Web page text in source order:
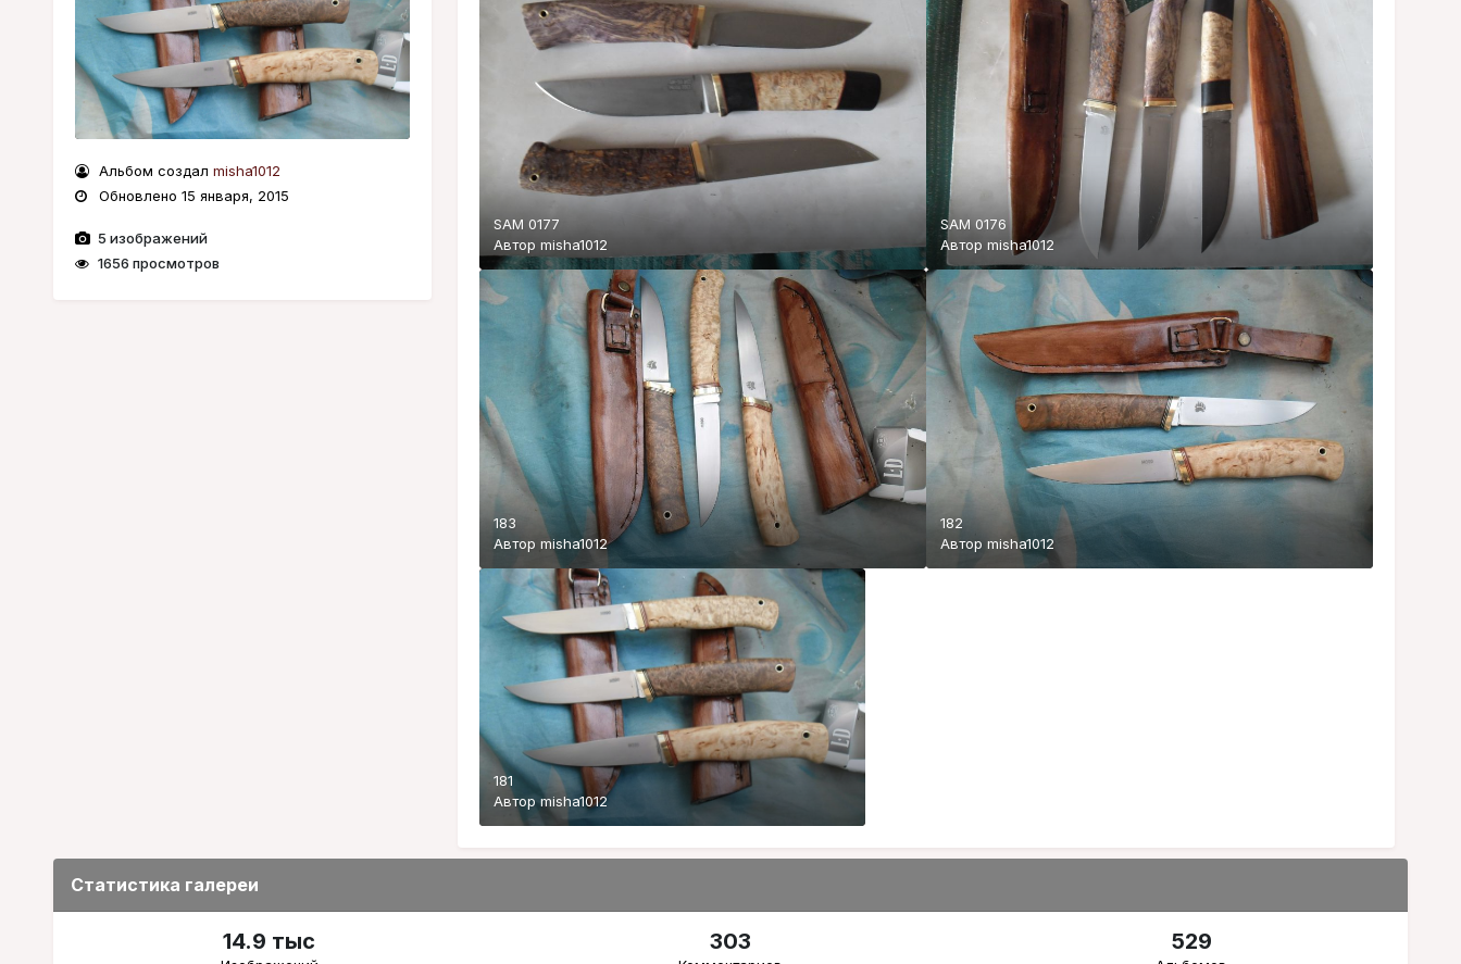
Альбом создал misha1012
Обновлено 15 января, 2015
5 изображений
1656 просмотров
SAM 0177
Автор misha1012
SAM 0176
Автор misha1012
183
Автор misha1012
182
Автор misha1012
181
Автор misha1012
Статистика галереи
14.9 тыс 303 529